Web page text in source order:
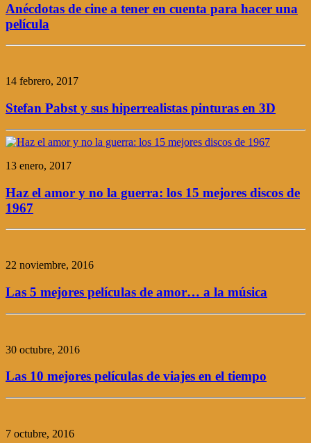
Anécdotas de cine a tener en cuenta para hacer una
película
14 febrero, 2017
Stefan Pabst y sus hiperrealistas pinturas en 3D
13 enero, 2017
Haz el amor y no la guerra: los 15 mejores discos de
1967
22 noviembre, 2016
Las 5 mejores películas de amor… a la música
30 octubre, 2016
Las 10 mejores películas de viajes en el tiempo
7 octubre, 2016